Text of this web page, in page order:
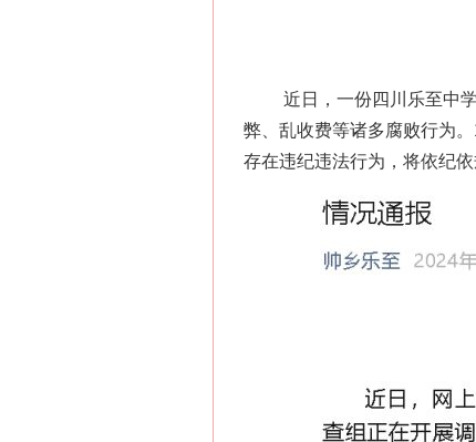
近日，一份四川乐至中学
弊、乱收费等诸多腐败行为
存在违纪违法行为，将依纪依